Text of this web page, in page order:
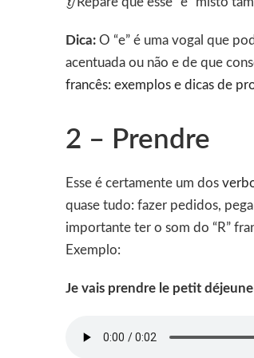
Dica: O “e” é uma vogal que
acentuada ou não e de que
francês: exemplos e dicas de
2 – Prendre
Esse é certamente um dos
quase tudo: fazer pedidos,
importante ter o som do “R”
Exemplo:
Je vais prendre le petit